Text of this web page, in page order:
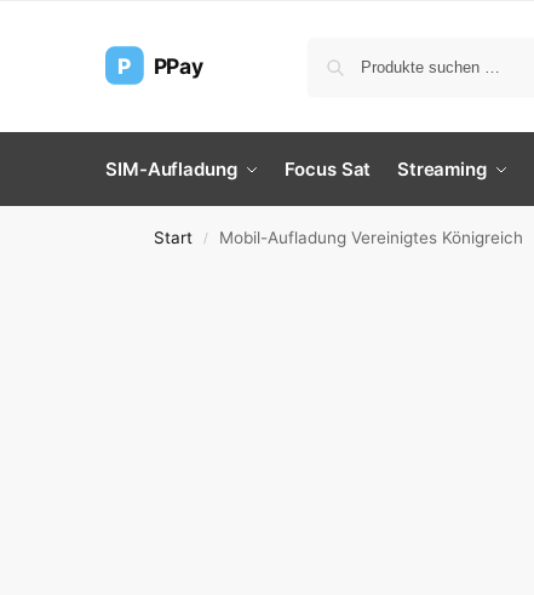
P PPay
SIM-Aufladung Focus Sat Streaming
Start / Mobil-Aufladung Vereinigtes Königreich